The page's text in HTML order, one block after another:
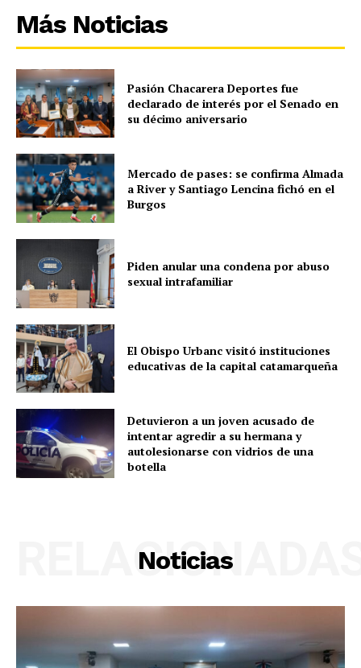
Más Noticias
Pasión Chacarera Deportes fue
declarado de interés por el Senado en
su décimo aniversario
Mercado de pases: se confirma Almada
a River y Santiago Lencina fichó en el
Burgos
Piden anular una condena por abuso
sexual intrafamiliar
El Obispo Urbanc visitó instituciones
educativas de la capital catamarqueña
Detuvieron a un joven acusado de
intentar agredir a su hermana y
autolesionarse con vidrios de una
botella
Noticias